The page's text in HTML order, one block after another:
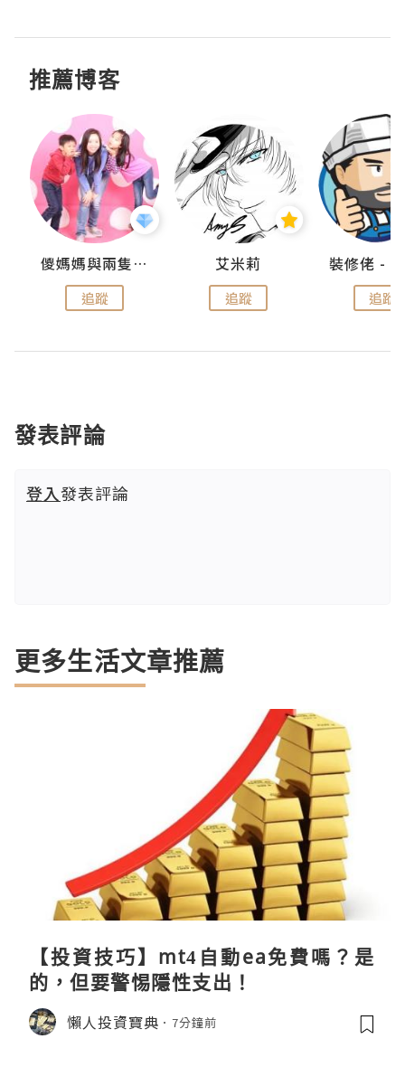
推薦博客
儍媽媽與兩隻小魔怪之家
追蹤
艾米莉
追蹤 追蹤
發表評論
登入發表評論
更多生活文章推薦
【投資技巧】mt4自動ea免費嗎？是
的，但要警惕隱性支出！
懶人投資寶典 7分鐘前